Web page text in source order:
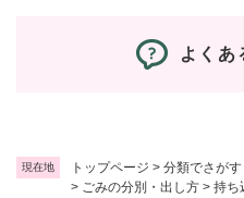
現在地 トップページ > 分類でさがす
> ごみの分別・出し方 > 持ち
よくあ